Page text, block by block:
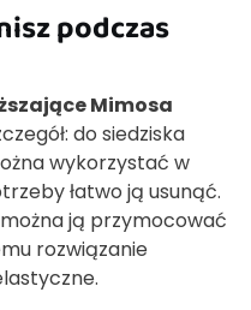
podczas
Mimosa
do siedziska
wykorzystać w
łatwo ją usunąć.
ją przymocować
rozwiązanie